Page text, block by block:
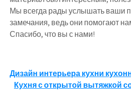
Мы всегда рады услышать ваши
замечания, ведь они помогают
Спасибо, что вы с нами!
Навигация
Дизайн интерьера кухни
Кухня с открытой вытяжкой